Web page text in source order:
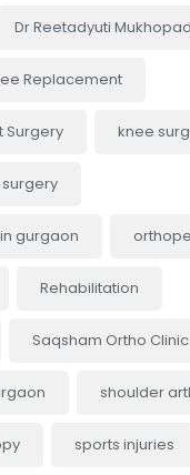
Dr Reetadyuti
Replacement
Surgery knee
gurgaon
Rehabilitation
Saqsham Ortho Clinic
shoulder
sports injuries